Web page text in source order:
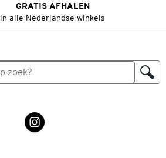
GRATIS AFHALEN
in alle Nederlandse winkels